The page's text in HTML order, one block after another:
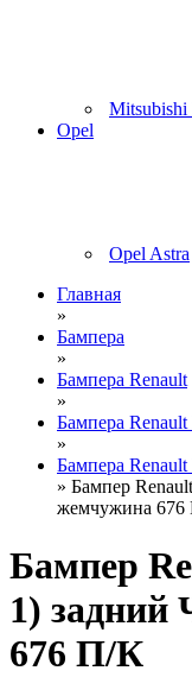
Opel
Opel Astra
Главная
»
Бампера
»
Бампера Renault
»
Бампера Renault
»
Бампера
» Бампер
жемчужина
Бампер
1) задний
676 П/К